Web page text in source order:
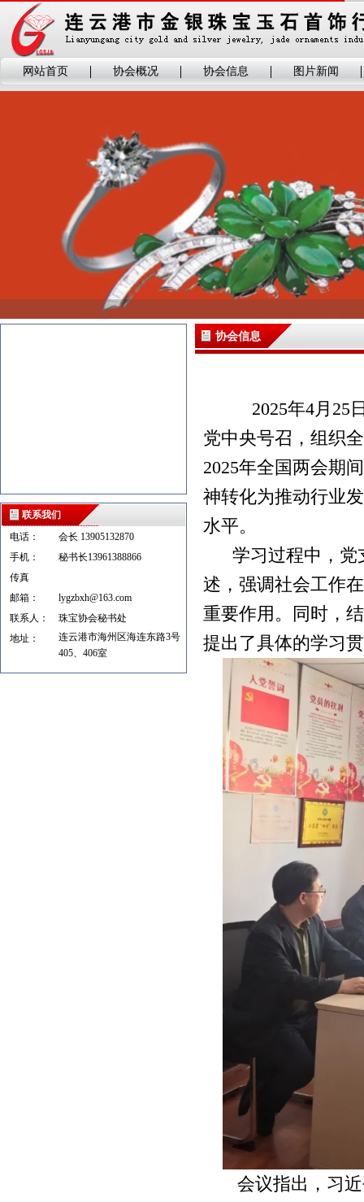
网站首页 协会概况 协会信息 图片新闻
联系我们
电话：
会长 13905132870
手机：
秘书长13961388866
传真
邮箱：
lygzbxh@163.com
联系人：
珠宝协会秘书处
地址：
连云港市海州区海连东路3号
405、406室
协会信息
2025年4月 25
党中央号召，组织
2025年全国两会期
神转化为推动行业
水平。
学习过程中，党
述，强调社会工作
重要作用。同时，
提出了具体的学习
会议指出，习